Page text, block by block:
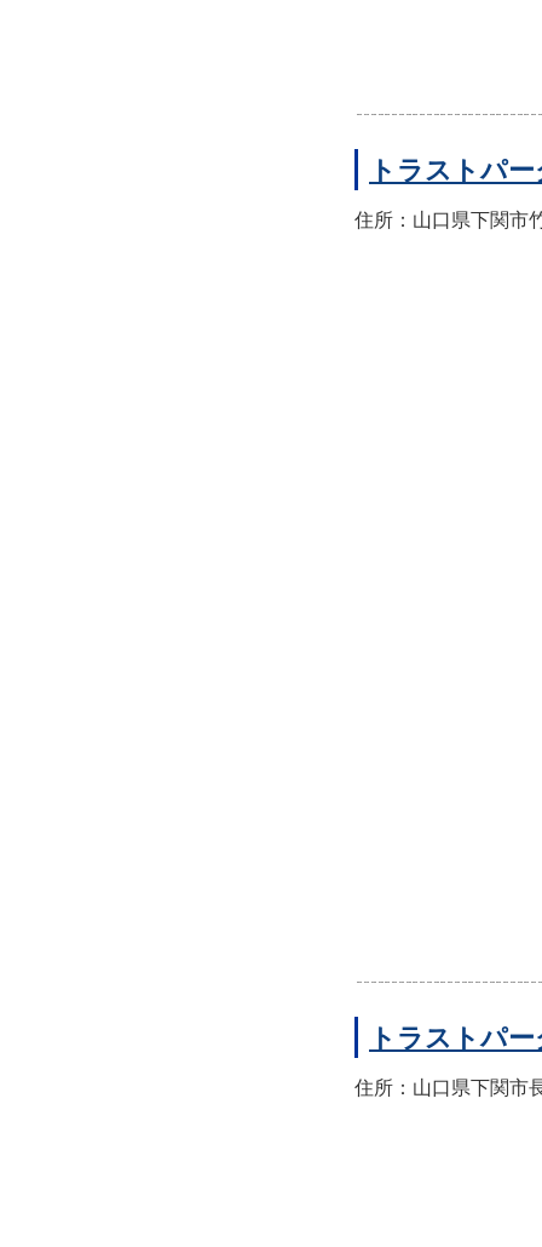
トラストパ
住所：山口県下関市
トラストパ
住所：山口県下関市